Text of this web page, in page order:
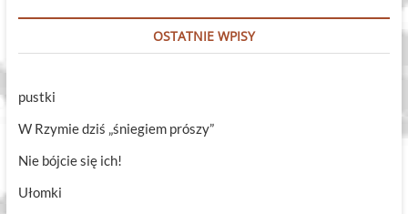
OSTATNIE WPISY
pustki
W Rzymie dziś „śniegiem prószy”
Nie bójcie się ich!
Ułomki